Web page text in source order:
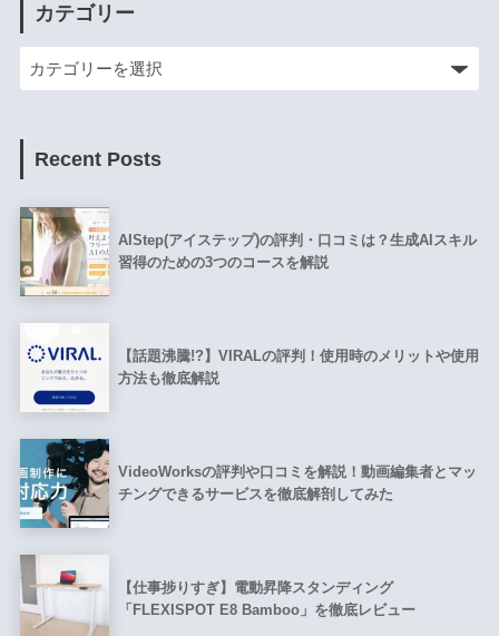
カテゴリー
Recent Posts
AIStep(アイステップ)の評判・口コミは？生成AIスキル
習得のための3つのコースを解説
【話題沸騰!?】VIRALの評判！使用時のメリットや使用
方法も徹底解説
VideoWorksの評判や口コミを解説！動画編集者とマッ
チングできるサービスを徹底解剖してみた
【仕事捗りすぎ】電動昇降スタンディング
「FLEXISPOT E8 Bamboo」を徹底レビュー